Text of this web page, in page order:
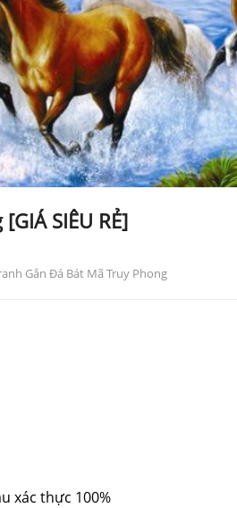
SIÊU RẺ]
Gắn Đá Bát Mã Truy Phong
xác thực 100%